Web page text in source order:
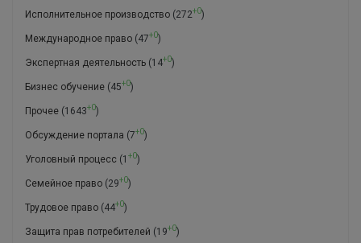
Исполнительное производство (272+0)
Международное право (47+0)
Экспертная деятельность (14+0)
Бизнес обучение (45+0)
Прочее (1643+0)
Обсуждение портала (7+0)
Уголовный процесс (1 +0)
Семейное право (29+0)
Трудовое право (44+0)
Защита прав потребителей (19+0)